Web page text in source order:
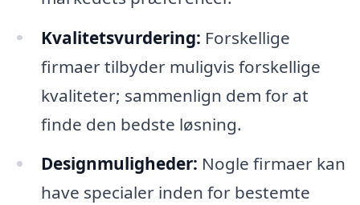
Kvalitetsvurdering: Forskellige
firmaer tilbyder muligvis forskellige
kvaliteter; sammenlign dem for at
finde den bedste løsning.
Designmuligheder: Nogle firmaer kan
have specialer inden for bestemte